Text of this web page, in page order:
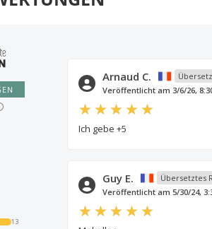
13
Arnaud C.
Veröffentlicht am 3/6/26,
Ich gebe +5
Guy E.
Übersetztes
Veröffentlicht am 5/30/24,